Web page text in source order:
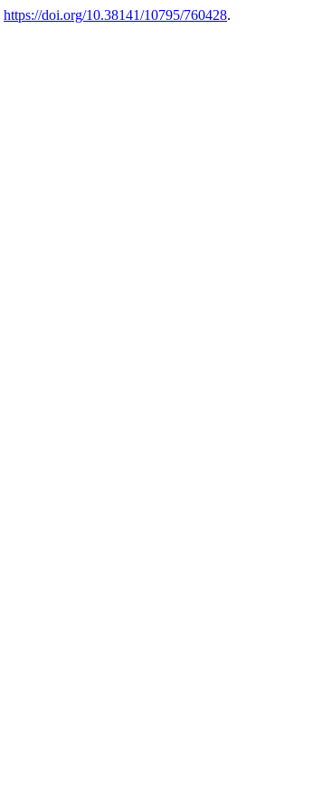
https://doi.org/10.38141/10795/760428.